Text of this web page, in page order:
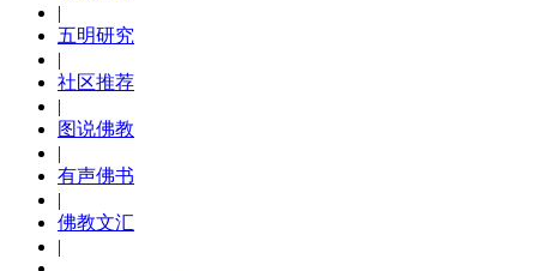
|
五明研究
|
社区推荐
|
图说佛教
|
有声佛书
|
佛教文汇
|